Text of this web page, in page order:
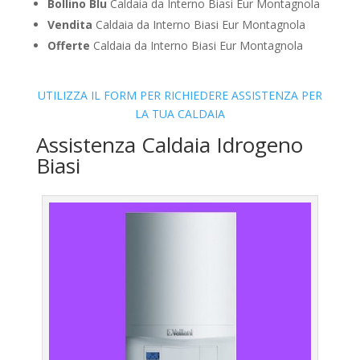
Bollino Blu Caldaia da Interno Biasi Eur Montagnola
Vendita Caldaia da Interno Biasi Eur Montagnola
Offerte Caldaia da Interno Biasi Eur Montagnola
UTILIZZA IL FORM PER RICHIEDERE ASSISTENZA PER
LA TUA CALDAIA
Assistenza Caldaia Idrogeno
Biasi